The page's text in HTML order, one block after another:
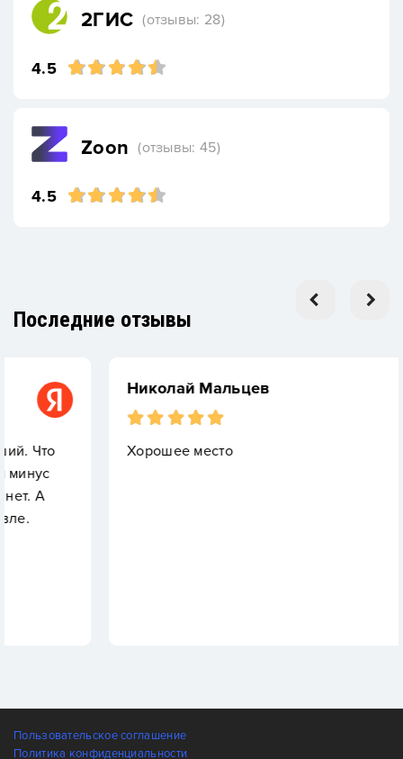
2ГИС (отзывы: 28)
4.5
Zoon (отзывы: 45)
4.5
Последние отзывы
Николай Мальцев
Хорошее место
Пользовательское соглашение
Политика конфиденциальности